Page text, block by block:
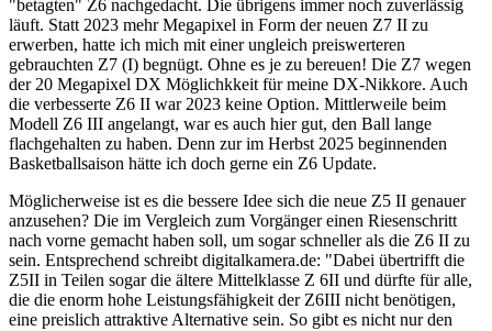
"betagten" Z6 nachgedacht. Die übrigens immer noch zuverlässig
läuft. Statt 2023 mehr Megapixel in Form der neuen Z7 II zu
erwerben, hatte ich mich mit einer ungleich preiswerteren
gebrauchten Z7 (I) begnügt. Ohne es je zu bereuen! Die Z7 wegen
der 20 Megapixel DX Möglichkkeit für meine DX-Nikkore. Auch
die verbesserte Z6 II war 2023 keine Option. Mittlerweile beim
Modell Z6 III angelangt, war es auch hier gut, den Ball lange
flachgehalten zu haben. Denn zur im Herbst 2025 beginnenden
Basketballsaison hätte ich doch gerne ein Z6 Update.
Möglicherweise ist es die bessere Idee sich die neue Z5 II genauer
anzusehen? Die im Vergleich zum Vorgänger einen Riesenschritt
nach vorne gemacht haben soll, um sogar schneller als die Z6 II zu
sein. Entsprechend schreibt digitalkamera.de: "Dabei übertrifft die
Z5II in Teilen sogar die ältere Mittelklasse Z 6II und dürfte für alle,
die die enorm hohe Leistungsfähigkeit der Z6III nicht benötigen,
eine preislich attraktive Alternative sein. So gibt es nicht nur den